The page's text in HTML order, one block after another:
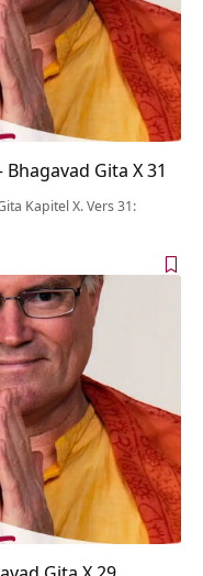
Gita X 31
Kapitel X. Vers 31: